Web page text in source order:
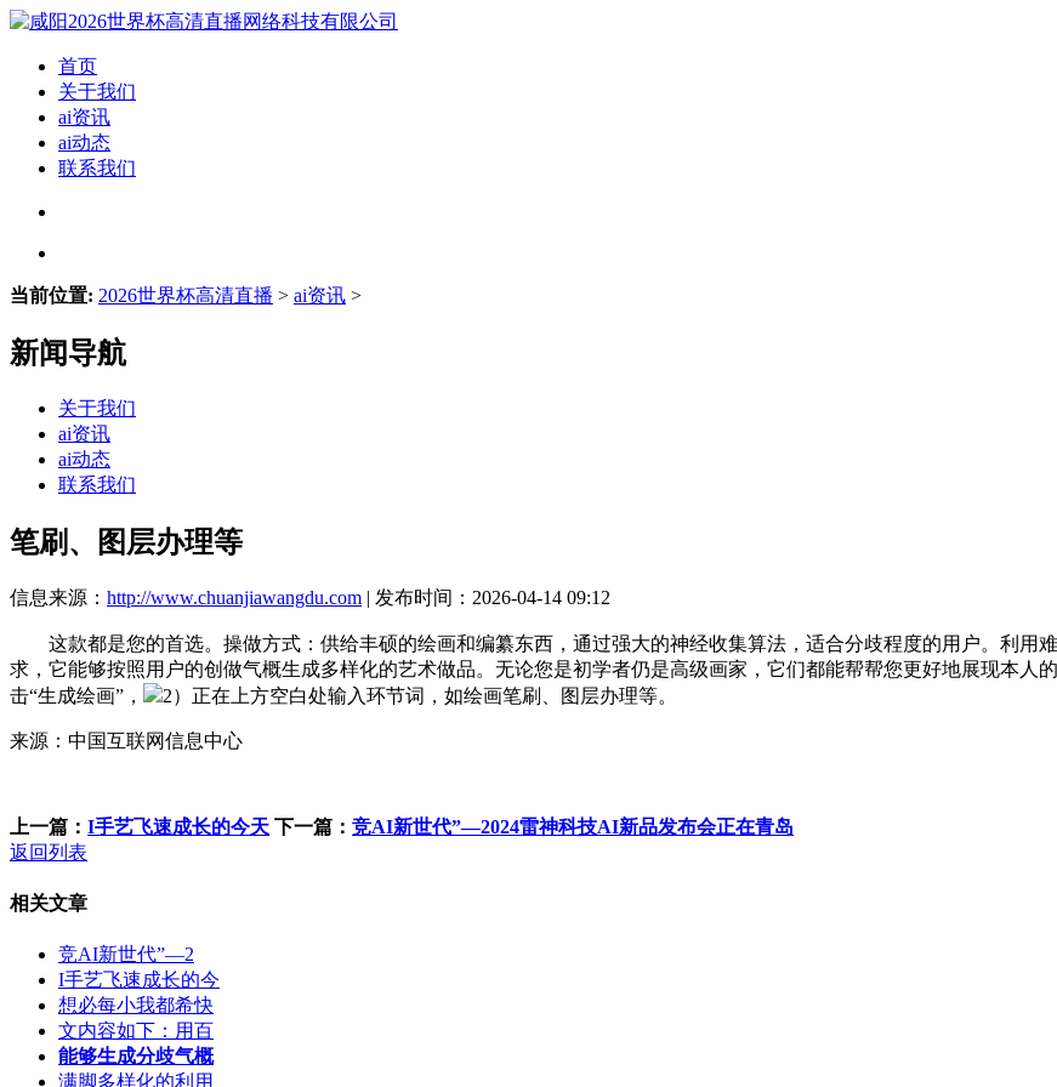
首页
关于我们
ai资讯
ai动态
联系我们
当前位置: 2026世界杯高清直播 > ai资讯 >
新闻导航
关于我们
ai资讯
ai动态
联系我们
笔刷、图层办理等
信息来源： http://www.chuanjiawangdu.com | 发布时间：2026-04-14 09:12
这款都是您的首选。操做方式：供给丰硕的绘画和编纂东西，通过强大的神经收集算法，适合分歧程度的用户。利用难
求，它能够按照用户的创做气概生成多样化的艺术做品。无论您是初学者仍是高级画家，它们都能帮帮您更好地展现本人
击“生成绘画”，
2）正在上方空白处输入环节词，如绘画笔刷、图层办理等。
来源：中国互联网信息中心
上一篇： I手艺飞速成长的今天 下一篇： 竞AI新世代”—2024雷神科技AI新品发布会正在青岛
返回列表
相关文章
竞AI新世代”—2
I手艺飞速成长的今
想必每小我都希快
文内容如下：用百
能够生成分歧气概
满脚多样化的利用